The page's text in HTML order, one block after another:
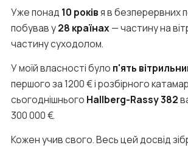
Уже понад 10 роківя в безперервних
побував у28 країнах— частину на
частину суходолом.
У моїй власності було п'ять
першого за 1200 € і розбірного
сьогоднішнього Hallberg-Rassy 382
300 000 €.
Кожен учив свого. Весь цей досвід